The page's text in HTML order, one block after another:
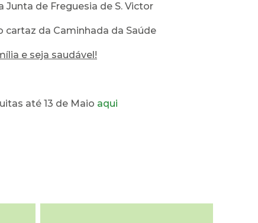
Junta de Freguesia de S. Victor
cartaz da Caminhada da Saúde
e seja saudável!
até 13 de Maio aqui